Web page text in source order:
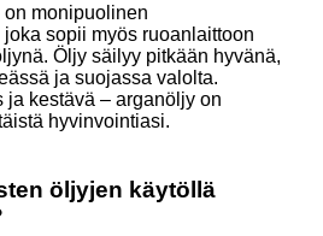
on monipuolinen
sopii myös ruoanlaittoon
Öljy säilyy pitkään hyvänä,
ja suojassa valolta.
ja kestävä – arganöljy on
hyvinvointiasi.
öljyjen käytöllä